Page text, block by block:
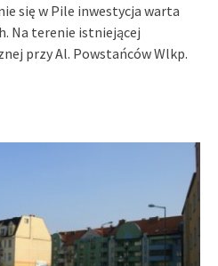
się w Pile inwestycja warta
Na terenie istniejącej
przy Al. Powstańców Wlkp.